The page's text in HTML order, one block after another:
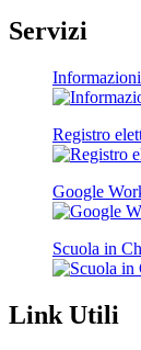
Servizi
Registro
Google
Scuola in
Link Utili